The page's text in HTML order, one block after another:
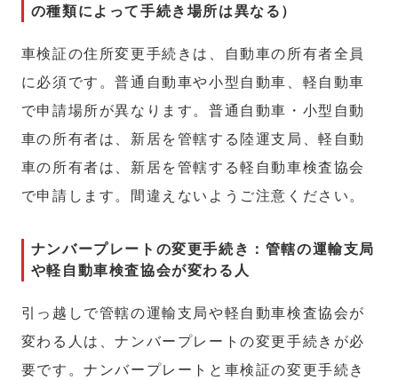
の種類によって手続き場所は異なる）
車検証の住所変更手続きは、自動車の所有者全員
に必須です。普通自動車や小型自動車、軽自動車
で申請場所が異なります。普通自動車・小型自動
車の所有者は、新居を管轄する陸運支局、軽自動
車の所有者は、新居を管轄する軽自動車検査協会
で申請します。間違えないようご注意ください。
ナンバープレートの変更手続き：管轄の運輸支局
や軽自動車検査協会が変わる人
引っ越しで管轄の運輸支局や軽自動車検査協会が
変わる人は、ナンバープレートの変更手続きが必
要です。ナンバープレートと車検証の変更手続き